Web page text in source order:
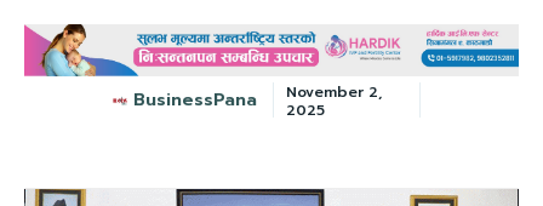
BusinessPana
November 2,
2025